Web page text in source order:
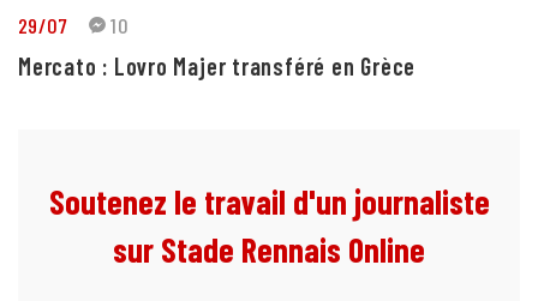
29/07 10
Mercato : Lovro Majer transféré en Grèce
Soutenez le travail d'un journaliste
sur Stade Rennais Online